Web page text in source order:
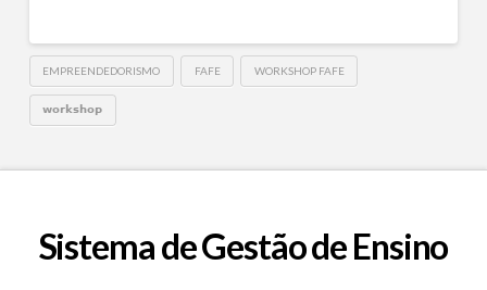
EMPREENDEDORISMO FAFE WORKSHOP FAFE
𝘄𝗼𝗿𝗸𝘀𝗵𝗼𝗽
Sistema de Gestão de Ensino